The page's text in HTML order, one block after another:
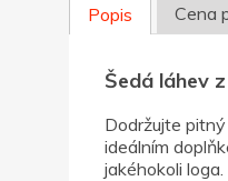
Popis Cena
Šedá láhev
Dodržujte
ideálním
jakéhokoli